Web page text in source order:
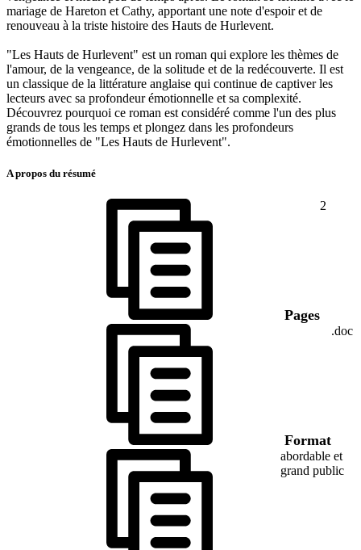
mariage de Hareton et Cathy, apportant une note d'espoir et de
renouveau à la triste histoire des Hauts de Hurlevent.
"Les Hauts de Hurlevent" est un roman qui explore les thèmes de
l'amour, de la vengeance, de la solitude et de la redécouverte. Il est
un classique de la littérature anglaise qui continue de captiver les
lecteurs avec sa profondeur émotionnelle et sa complexité.
Découvrez pourquoi ce roman est considéré comme l'un des plus
grands de tous les temps et plongez dans les profondeurs
émotionnelles de "Les Hauts de Hurlevent".
A propos du résumé
Pages
2
Format
.doc
abordable et
grand public